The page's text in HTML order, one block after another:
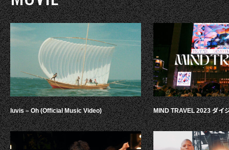
luvis – Oh (Official Music Video) MIND TRAVEL 2023 ダイ